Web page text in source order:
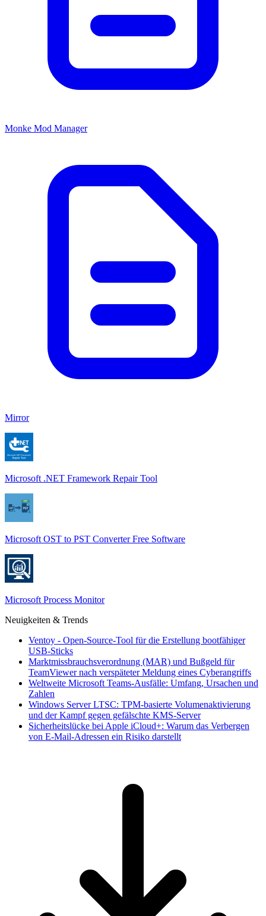
Monke Mod Manager
Mirror
Microsoft .NET Framework Repair Tool
Microsoft OST to PST Converter Free Software
Microsoft Process Monitor
Neuigkeiten & Trends
Ventoy - Open-Source-Tool für die Erstellung bootfähiger
USB-Sticks
Marktmissbrauchsverordnung (MAR) und Bußgeld für
TeamViewer nach verspäteter Meldung eines Cyberangriffs
Weltweite Microsoft Teams-Ausfälle: Umfang, Ursachen und
Zahlen
Windows Server LTSC: TPM-basierte Volumenaktivierung
und der Kampf gegen gefälschte KMS-Server
Sicherheitslücke bei Apple iCloud+: Warum das Verbergen
von E-Mail-Adressen ein Risiko darstellt